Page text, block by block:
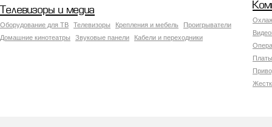
Телевизоры и медиа
Оборудование для ТВ Телевизоры Крепления и мебель
Проигрыватели
Домашние кинотеатры
Звуковые панели Кабели и переходники